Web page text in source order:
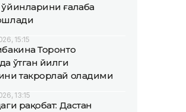
ғалаба
15:15
Торонто
ўтган йилги
такрорлай оладими
13:15
рақобат: Дастан